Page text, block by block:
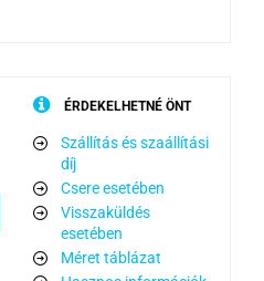
ÉRDEKELHETNÉ ÖNT
Szállítás és szaállítási
díj
Csere esetében
Visszaküldés
esetében
Méret táblázat